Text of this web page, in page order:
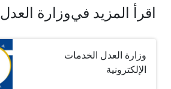
اقرأ المزيد فيوزارة العدل
وزارة العدل الخدمات
الإلكترونية